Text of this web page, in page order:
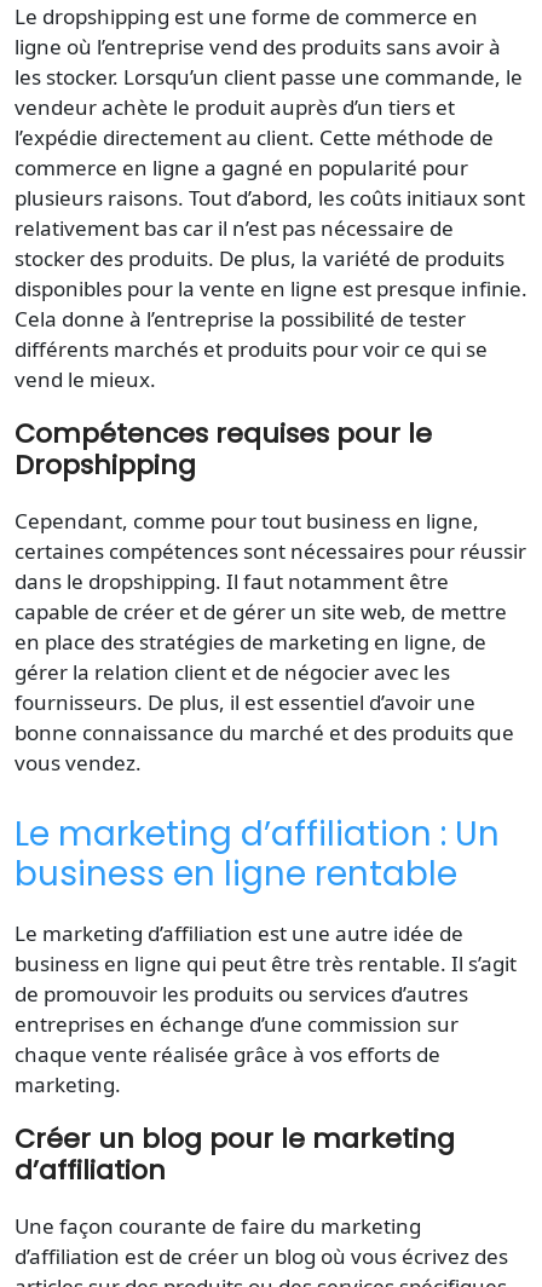
Le dropshipping est une forme de commerce en
ligne où l’entreprise vend des produits sans avoir à
les stocker. Lorsqu’un client passe une commande, le
vendeur achète le produit auprès d’un tiers et
l’expédie directement au client. Cette méthode de
commerce en ligne a gagné en popularité pour
plusieurs raisons. Tout d’abord, les coûts initiaux sont
relativement bas car il n’est pas nécessaire de
stocker des produits. De plus, la variété de produits
disponibles pour la vente en ligne est presque infinie.
Cela donne à l’entreprise la possibilité de tester
différents marchés et produits pour voir ce qui se
vend le mieux.
Compétences requises pour le
Dropshipping
Cependant, comme pour tout business en ligne,
certaines compétences sont nécessaires pour réussir
dans le dropshipping. Il faut notamment être
capable de créer et de gérer un site web, de mettre
en place des stratégies de marketing en ligne, de
gérer la relation client et de négocier avec les
fournisseurs. De plus, il est essentiel d’avoir une
bonne connaissance du marché et des produits que
vous vendez.
Le marketing d’affiliation : Un
business en ligne rentable
Le marketing d’affiliation est une autre idée de
business en ligne qui peut être très rentable. Il s’agit
de promouvoir les produits ou services d’autres
entreprises en échange d’une commission sur
chaque vente réalisée grâce à vos efforts de
marketing.
Créer un blog pour le marketing
d’affiliation
Une façon courante de faire du marketing
d’affiliation est de créer un blog où vous écrivez des